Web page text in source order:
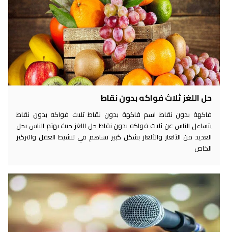
حل اللغز ثلاث فواكه بدون نقاط
فاكهة بدون نقاط اسم فاكهة بدون نقاط ثلاث فواكه بدون نقاط
يتساءل الناس عن ثلاث فواكه بدون نقاط حل اللغز حيث يهتم الناس بحل
العديد من الألغاز والألغاز بشكل كبير تساهم في تنشيط العقل والتركيز
الخاص